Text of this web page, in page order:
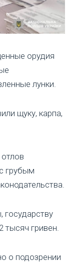
орудия
лунки.
щуку, карпа,
грубым
государству
гривен.
о подозрении